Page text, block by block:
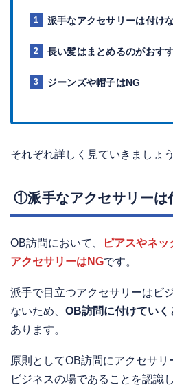
派手なアクセサリーは付け
長い髪はまとめるのがおす
ジーンズや帽子はNG
それぞれ詳しく見ていきましょう
①派手なアクセサリーは
OB訪問において、
ピアスやネ
アクセサリーはNGです。
派手で目立つアクセサリーはビ
ないため、 OB訪問に付けていく
あります。
原則としてOB訪問にアクセサ
ビジネスの場であることを認識